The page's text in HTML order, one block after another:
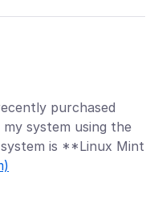
purchased
system using the
is **Linux Mint